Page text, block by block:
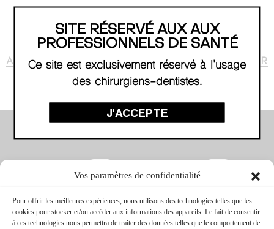
Vos paramètres de confidentialité
Pour offrir les meilleures expériences, nous utilisons des technologies telles que les
cookies pour stocker et/ou accéder aux informations des appareils. Le fait de consentir
à ces technologies nous permettra de traiter des données telles que le comportement de
AGENDA RETOUR
SITE RÉSERVÉ AUX AUX
PROFESSIONNELS DE SANTÉ
Ce site est exclusivement réservé à l'usage
des chirurgiens-dentistes.
J'ACCEPTE